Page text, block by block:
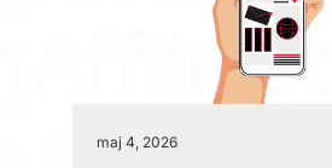
maj 4, 2026